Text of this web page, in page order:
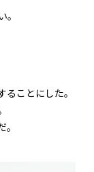
ことにした。